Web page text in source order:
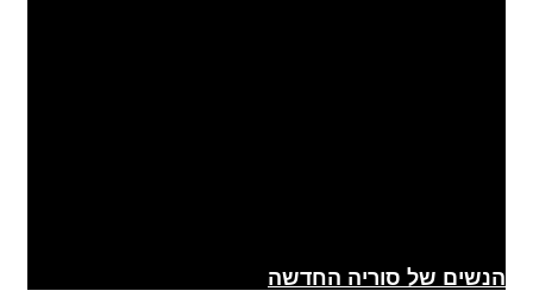
הנשים של סוריה החדשה